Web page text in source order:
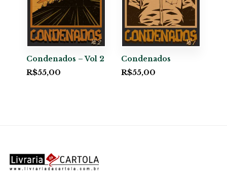
Condenados – Vol 2
R$55,00
Condenados
R$55,00